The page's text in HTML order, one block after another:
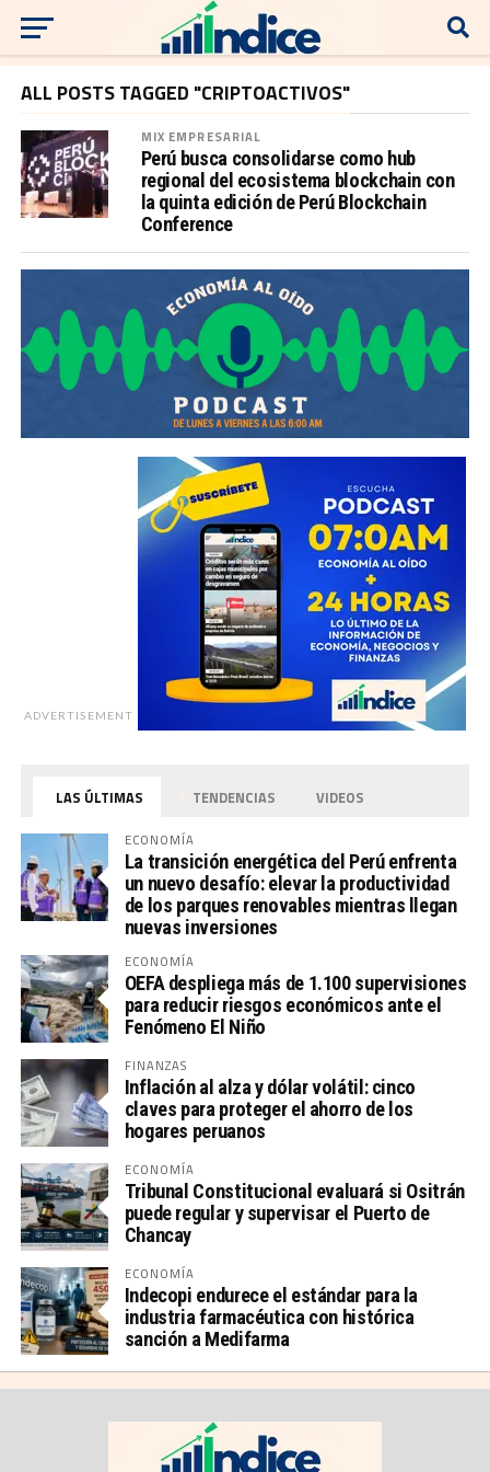
ALL POSTS TAGGED "CRIPTOACTIVOS"
MIX EMPRESARIAL
Perú busca consolidarse como hub
regional del ecosistema blockchain con
la quinta edición de Perú Blockchain
Conference
ADVERTISEMENT
LAS ÚLTIMAS TENDENCIAS VIDEOS
ECONOMÍA
La transición energética del Perú enfrenta
un nuevo desafío: elevar la productividad
de los parques renovables mientras llegan
nuevas inversiones
ECONOMÍA
OEFA despliega más de 1.100 supervisiones
para reducir riesgos económicos ante el
Fenómeno El Niño
FINANZAS
Inflación al alza y dólar volátil: cinco
claves para proteger el ahorro de los
hogares peruanos
ECONOMÍA
Tribunal Constitucional evaluará si Ositrán
puede regular y supervisar el Puerto de
Chancay
ECONOMÍA
Indecopi endurece el estándar para la
industria farmacéutica con histórica
sanción a Medifarma